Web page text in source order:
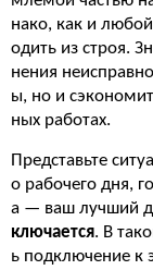
нако, как и
одить из строя.
нения
ы, но и
ных работах.
Представьте
о рабочего дня,
а — ваш лучший
ключается. В
ь подключение к